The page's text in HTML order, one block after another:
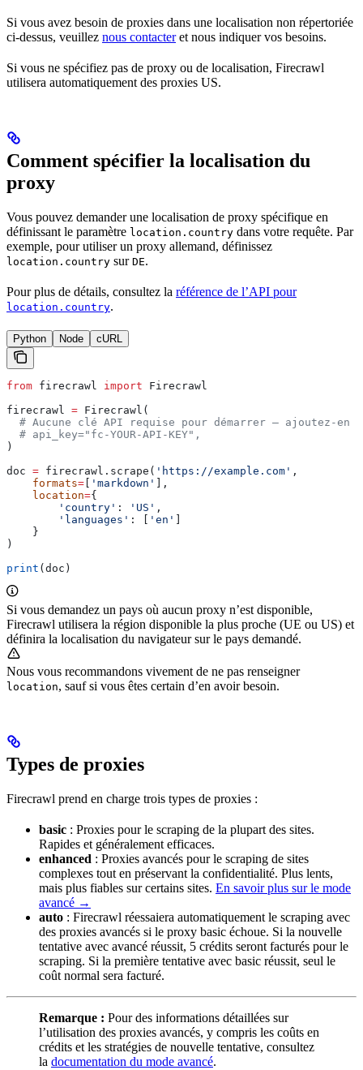
Si vous avez besoin de proxies dans une localisation non répertoriée
ci-dessus, veuillez nous contacteret nous indiquer vos besoins.
Si vous ne spécifiez pas de proxy ou de localisation, Firecrawl
utilisera automatiquement des proxies US.
Comment spécifier la localisation du
proxy
Vous pouvez demander une localisation de proxy spécifique en
définissant le paramètre location.country dans votre requête. Par
exemple, pour utiliser un proxy allemand, définissez
location.country sur DE.
Pour plus de détails, consultez la référence de l’API pour
location.country.
Python Node cURL
from firecrawl import Firecrawl
firecrawl = Firecrawl(
# Aucune clé API requise pour démarrer — ajoutez-en
  # api_key="fc-YOUR-API-KEY",
)
doc = firecrawl.scrape( 'https://example.com' ,
    formats
= 'markdown'
],
    location
={
        'country'
: 'US' ,
        'languages'
: [ 'en'
    }
)
print (doc)
Si vous demandez un pays où aucun proxy n’est disponible,
Firecrawl utilisera la région disponible la plus proche (UE ou US) et
définira la localisation du navigateur sur le pays demandé.
Nous vous recommandons vivement de ne pas renseigner
location, sauf si vous êtes certain d’en avoir besoin.
Types de proxies
Firecrawl prend en charge trois types de proxies :
basic : Proxies pour le scraping de la plupart des sites.
Rapides et généralement efficaces.
enhanced : Proxies avancés pour le scraping de sites
complexes tout en préservant la confidentialité. Plus lents,
mais plus fiables sur certains sites. En savoir plus sur le mode
avancé →
auto : Firecrawl réessaiera automatiquement le scraping avec
des proxies avancés si le proxy basic échoue. Si la nouvelle
tentative avec avancé réussit, 5 crédits seront facturés pour le
scraping. Si la première tentative avec basic réussit, seul le
coût normal sera facturé.
Remarque : Pour des informations détaillées sur
l’utilisation des proxies avancés, y compris les coûts en
crédits et les stratégies de nouvelle tentative, consultez
la documentation du mode avancé.